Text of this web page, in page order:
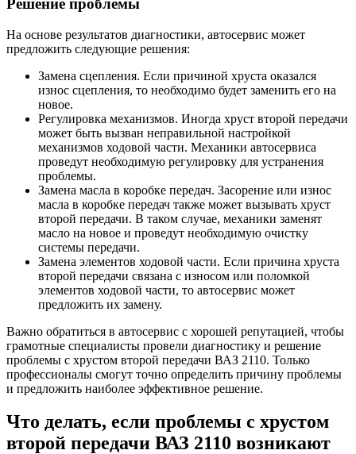
Решение проблемы
На основе результатов диагностики, автосервис может
предложить следующие решения:
Замена сцепления. Если причиной хруста оказался
износ сцепления, то необходимо будет заменить его на
новое.
Регулировка механизмов. Иногда хруст второй передачи
может быть вызван неправильной настройкой
механизмов ходовой части. Механики автосервиса
проведут необходимую регулировку для устранения
проблемы.
Замена масла в коробке передач. Засорение или износ
масла в коробке передач также может вызывать хруст
второй передачи. В таком случае, механики заменят
масло на новое и проведут необходимую очистку
системы передачи.
Замена элементов ходовой части. Если причина хруста
второй передачи связана с износом или поломкой
элементов ходовой части, то автосервис может
предложить их замену.
Важно обратиться в автосервис с хорошей репутацией, чтобы
грамотные специалисты провели диагностику и решение
проблемы с хрустом второй передачи ВАЗ 2110. Только
профессионалы смогут точно определить причину проблемы
и предложить наиболее эффективное решение.
Что делать, если проблемы с хрустом
второй передачи ВАЗ 2110 возникают